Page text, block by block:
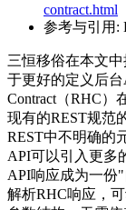
contract.html
参考与引用:
三恒移俗在本文
于更好的定义后台
Contract（RHC）
现有的REST规范
REST中不明确的
API可以引入更多
API响应成为一份
解析RHC响应，